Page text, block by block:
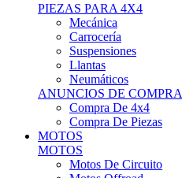
PIEZAS PARA 4X4
Mecánica
Carrocería
Suspensiones
Llantas
Neumáticos
ANUNCIOS DE COMPRA
Compra De 4x4
Compra De Piezas
MOTOS
MOTOS
Motos De Circuito